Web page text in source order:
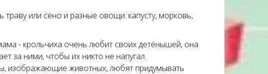
траву или сено и разные овощи: капусту, морковь,
- крольчиха очень любит своих детёнышей, она
за ними, чтобы их никто не напугал.
изображающие животных, любят придумывать